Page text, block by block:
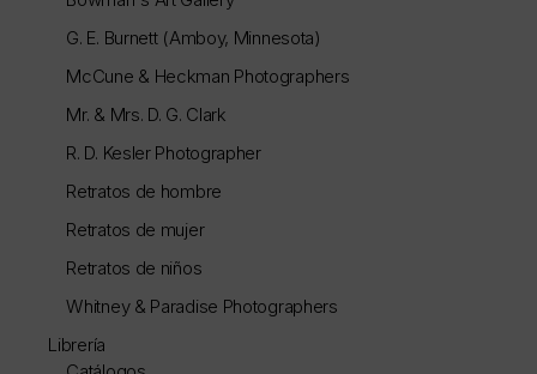
G. E. Burnett (Amboy, Minnesota)
McCune & Heckman Photographers
Mr. & Mrs. D. G. Clark
R. D. Kesler Photographer
Retratos de hombre
Retratos de mujer
Retratos de niños
Whitney & Paradise Photographers
Librería